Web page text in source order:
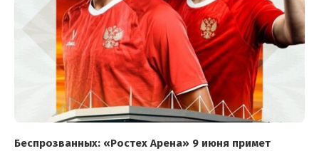
Беспрозванных: «Ростех Арена» 9 июня примет